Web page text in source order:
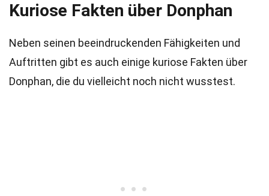
Kuriose Fakten über Donphan
Neben seinen beeindruckenden Fähigkeiten und
Auftritten gibt es auch einige kuriose Fakten über
Donphan, die du vielleicht noch nicht wusstest.